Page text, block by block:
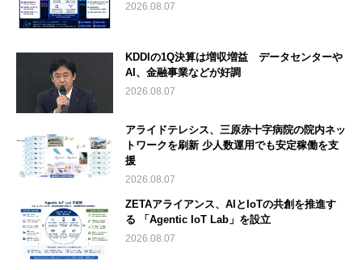
2026.08.07
KDDIの1Q決算は増収増益 データセンターや
AI、金融事業などが好調
2026.08.07
アライドテレシス、三原赤十字病院の院内ネッ
トワークを刷新 少人数運用でも安定稼働を支
援
2026.08.07
ZETAアライアンス、AIとIoTの共創を推進す
る 「Agentic IoT Lab」を設立
2026.08.07